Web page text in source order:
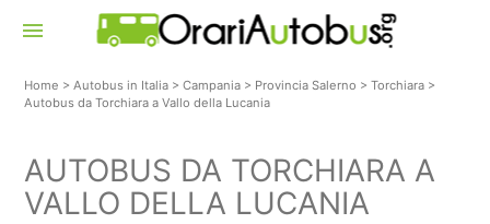
menu
Home >Autobus in Italia >Campania > Provincia Salerno >Torchiara >
Autobus da Torchiara a Vallo della Lucania
AUTOBUS DA TORCHIARA A
VALLO DELLA LUCANIA